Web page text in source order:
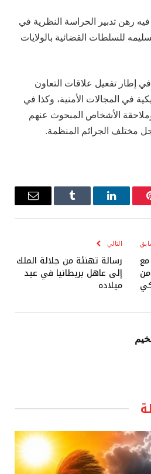
رهن تدبير الحراسة النظرية في
للسلطات القضائية بالولايات
إطار تفعيل علاقات التعاون
في المجالات الأمنية، وكذا في
الأشخاص المبحوث عنهم
مختلف الجرائم المنظمة.
بينتيريستلينكدإن Tumblr
البريد
مع
التالي
رسالة تهنئة من جلالة الملك
إلى عاهل بريطانيا في عيد
ميلاده